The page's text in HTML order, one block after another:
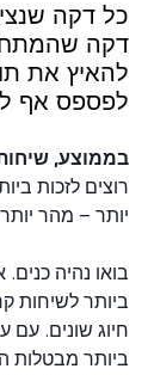
דקה שנציגי
שהמתחרים
את
אף ליד
שיחות קרות
לזכות ביותר
– מהר יותר.
נהיה כנים.
לשיחות
שונים. עם
מבטלות הזנת